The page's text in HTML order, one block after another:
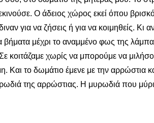
Ο άδειος χώρος εκεί όπου
για να ζήσεις ή για να κοιμηθείς.
βήματα μέχρι το αναμμένο φως της
χωρίς να μπορούμε να
Και το δωμάτιο έμενε με την αρρώστια
της αρρώστιας. Η μυρωδιά που